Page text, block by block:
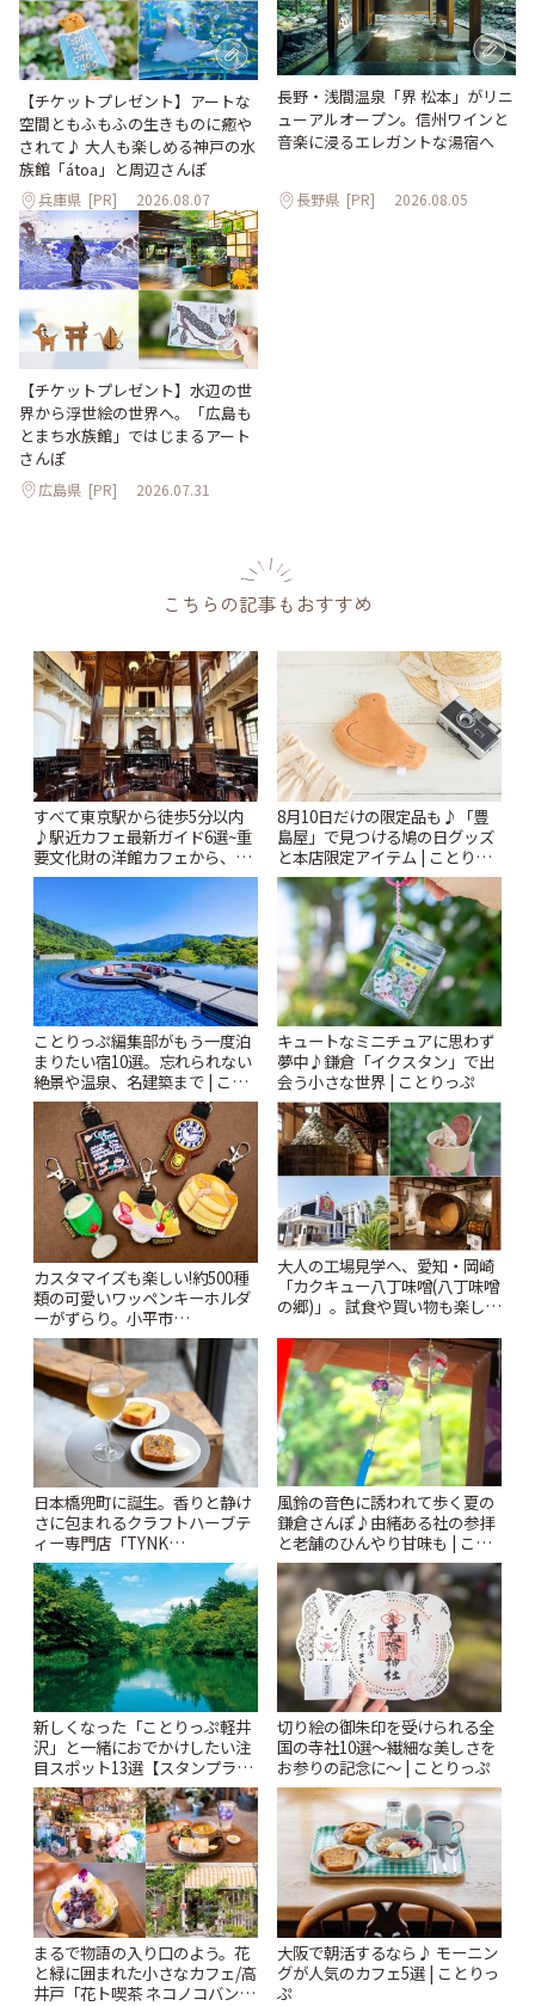
【チケットプレゼント】アートな
空間ともふもふの生きものに癒や
されて♪ 大人も楽しめる神戸の水
族館「átoa」と周辺さんぽ
兵庫県 [PR] 2026.08.07
長野・浅間温泉「界 松本」がリニ
ューアルオープン。信州ワインと
音楽に浸るエレガントな湯宿へ
長野県 [PR] 2026.08.05
【チケットプレゼント】水辺の世
界から浮世絵の世界へ。「広島も
とまち水族館」ではじまるアート
さんぽ
広島県 [PR] 2026.07.31
こちらの記事もおすすめ
すべて東京駅から徒歩5分以内
♪駅近カフェ最新ガイド6選~重
要文化財の洋館カフェから、改
札すぐのレトロ喫茶まで~ | こと
8月10日だけの限定品も♪「豊
島屋」で見つける鳩の日グッズ
と本店限定アイテム | ことりっ
ぷ
ことりっぷ編集部がもう一度泊
まりたい宿10選。忘れられない
絶景や温泉、名建築まで | こと
りっぷ
キュートなミニチュアに思わず
夢中♪鎌倉「イクスタン」で出
会う小さな世界 | ことりっぷ
カスタマイズも楽しい!約500種
類の可愛いワッペンキーホルダ
ーがずらり。小平市
「Kimamaya T&K」 | ことりっ
ぷ
大人の工場見学へ、愛知・岡崎
「カクキュー八丁味噌(八丁味噌
の郷)」。試食や買い物も楽しみ
日本橋兜町に誕生。香りと静け
さに包まれるクラフトハーブテ
ィー専門店「TYNK
Kabutocho」 | ことりっぷ
風鈴の音色に誘われて歩く夏の
鎌倉さんぽ♪由緒ある社の参拝
と老舗のひんやり甘味も | こと
りっぷ
新しくなった「ことりっぷ軽井
沢」と一緒におでかけしたい注
目スポット13選【スタンプラリ
ー開催中】 | ことりっぷ
切り絵の御朱印を受けられる全
国の寺社10選〜繊細な美しさを
お参りの記念に〜 | ことりっぷ
まるで物語の入り口のよう。花
と緑に囲まれた小さなカフェ/高
井戸「花ト喫茶 ネコノコバン」
大阪で朝活するなら♪ モーニン
グが人気のカフェ5選 | ことりっ
ぷ